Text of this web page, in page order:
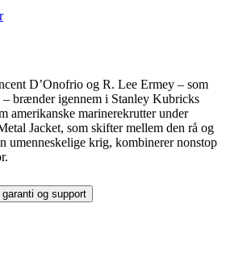
D’Onofrio og R. Lee Ermey – som
– brænder igennem i Stanley Kubricks
amerikanske marinerekrutter under
Jacket, som skifter mellem den rå og
umenneskelige krig, kombinerer nonstop
og support